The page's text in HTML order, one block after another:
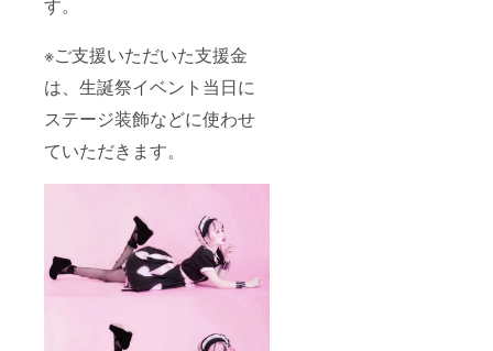
※ご支援いただいた支援金
は、生誕祭イベント当日に
ステージ装飾などに使わせ
ていただきます。